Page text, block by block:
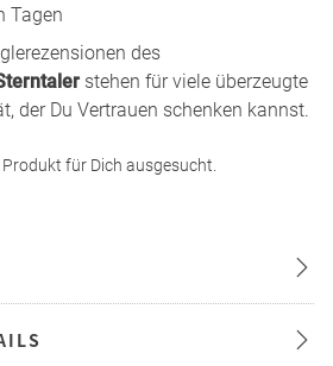
Tagen
des
stehen für viele überzeugte
der Du Vertrauen schenken kannst.
für Dich ausgesucht.